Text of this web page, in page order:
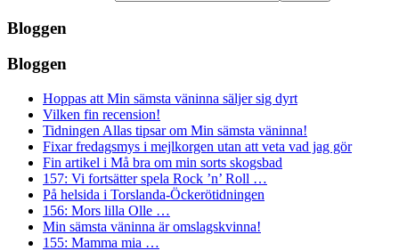
Bloggen
Bloggen
Hoppas att Min sämsta väninna säljer sig dyrt
Vilken fin recension!
Tidningen Allas tipsar om Min sämsta väninna!
Fixar fredagsmys i mejlkorgen utan att veta vad jag gör
Fin artikel i Må bra om min sorts skogsbad
157: Vi fortsätter spela Rock ’n’ Roll …
På helsida i Torslanda-Öckerötidningen
156: Mors lilla Olle …
Min sämsta väninna är omslagskvinna!
155: Mamma mia …